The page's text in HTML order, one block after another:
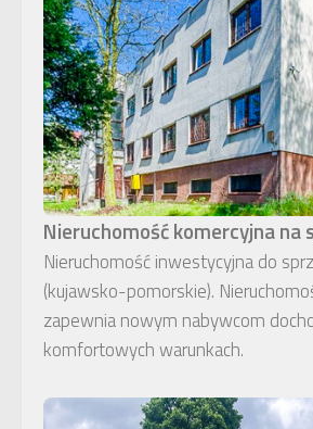
Nieruchomość komercyjna na
Nieruchomość inwestycyjna do
(kujawsko-pomorskie).
zapewnia nowym nabywcom
komfortowych warunkach.